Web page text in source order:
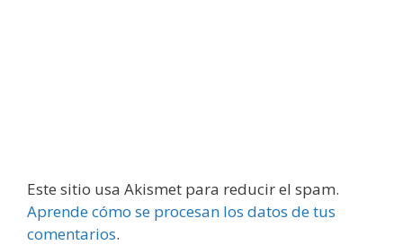
Este sitio usa Akismet para reducir el spam.
Aprende cómo se procesan los datos de tus
comentarios.